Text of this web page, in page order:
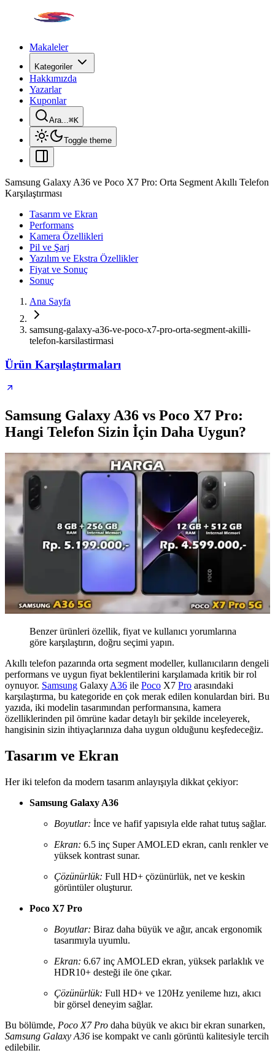
Makaleler
Kategoriler
Hakkımızda
Yazarlar
Kuponlar
Ara...⌘K
Toggle theme
Samsung Galaxy A36 ve Poco X7 Pro: Orta Segment Akıllı Telefon
Karşılaştırması
Tasarım ve Ekran
Performans
Kamera Özellikleri
Pil ve Şarj
Yazılım ve Ekstra Özellikler
Fiyat ve Sonuç
Sonuç
Ana Sayfa
samsung-galaxy-a36-ve-poco-x7-pro-orta-segment-akilli-
telefon-karsilastirmasi
Ürün Karşılaştırmaları
Samsung Galaxy A36 vs Poco X7 Pro:
Hangi Telefon Sizin İçin Daha Uygun?
Benzer ürünleri özellik, fiyat ve kullanıcı yorumlarına
göre karşılaştırın, doğru seçimi yapın.
Akıllı telefon pazarında orta segment modeller, kullanıcıların dengeli
performans ve uygun fiyat beklentilerini karşılamada kritik bir rol
oynuyor. Samsung Galaxy A36 ile Poco X7 Pro arasındaki
karşılaştırma, bu kategoride en çok merak edilen konulardan biri. Bu
yazıda, iki modelin tasarımından performansına, kamera
özelliklerinden pil ömrüne kadar detaylı bir şekilde inceleyerek,
hangisinin sizin ihtiyaçlarınıza daha uygun olduğunu keşfedeceğiz.
Tasarım ve Ekran
Her iki telefon da modern tasarım anlayışıyla dikkat çekiyor:
Samsung Galaxy A36
Boyutlar: İnce ve hafif yapısıyla elde rahat tutuş sağlar.
Ekran: 6.5 inç Super AMOLED ekran, canlı renkler ve
yüksek kontrast sunar.
Çözünürlük: Full HD+ çözünürlük, net ve keskin
görüntüler oluşturur.
Poco X7 Pro
Boyutlar: Biraz daha büyük ve ağır, ancak ergonomik
tasarımıyla uyumlu.
Ekran: 6.67 inç AMOLED ekran, yüksek parlaklık ve
HDR10+ desteği ile öne çıkar.
Çözünürlük: Full HD+ ve 120Hz yenileme hızı, akıcı
bir görsel deneyim sağlar.
Bu bölümde, Poco X7 Pro daha büyük ve akıcı bir ekran sunarken,
Samsung Galaxy A36 ise kompakt ve canlı görüntü kalitesiyle tercih
edilebilir.